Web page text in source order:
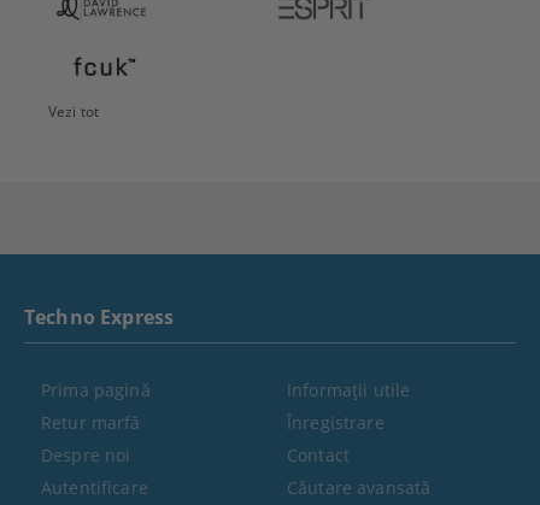
Vezi tot
Techno Express
Prima pagină
Retur marfă
Despre noi
Autentificare
Informaţii utile
Înregistrare
Contact
Căutare avansată